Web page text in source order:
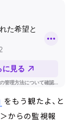
をもう観たよ、と
からの監視報